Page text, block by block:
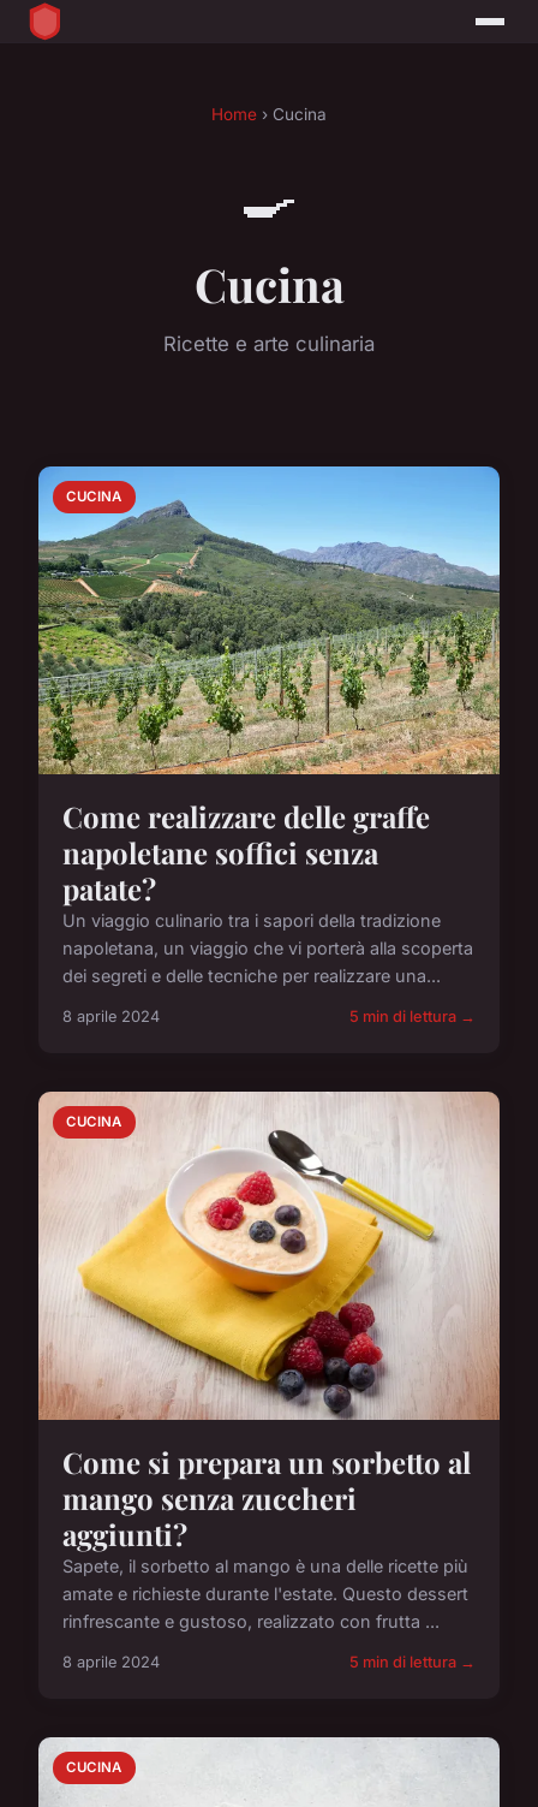
Home › Cucina
🍳
Cucina
Ricette e arte culinaria
CUCINA
Come realizzare delle graffe
napoletane soffici senza
patate?
Un viaggio culinario tra i sapori della tradizione
napoletana, un viaggio che vi porterà alla scoperta
dei segreti e delle tecniche per realizzare una...
8 aprile 2024 5 min di lettura →
CUCINA
Come si prepara un sorbetto al
mango senza zuccheri
aggiunti?
Sapete, il sorbetto al mango è una delle ricette più
amate e richieste durante l'estate. Questo dessert
rinfrescante e gustoso, realizzato con frutta ...
8 aprile 2024 5 min di lettura →
CUCINA